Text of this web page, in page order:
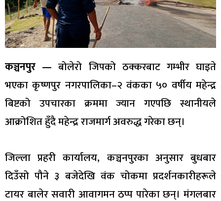
कञ्चनपुर — बोलेरो जिपको ठक्करबाट गम्भीर घाइते
भएका कृष्णपुर नगरपालिका–२ वंकका ५० वर्षीय महेन्द्र
बिष्टको उपचारका क्रममा ज्यान गएपछि स्थानीयले
आक्रोशित हुँदै महेन्द्र राजमार्ग अवरुद्ध गरेका छन्।
जिल्ला प्रहरी कार्यालय, कञ्चनपुरका अनुसार बुधबार
दिउँसो पौने ३ बजेदेखि वंक चोकमा प्रदर्शनकारीहरूले
टायर बालेर सवारी आवागमन ठप्प पारेका छन्। मंगलबार